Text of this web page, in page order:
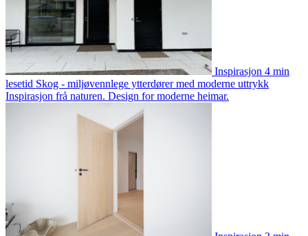
Inspirasjon 4 min
lesetid Skog - miljøvennlege ytterdører med moderne uttrykk
Inspirasjon frå naturen. Design for moderne heimar.